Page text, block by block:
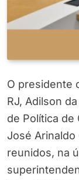
O presidente
RJ, Adilson
de Política de
José Arinaldo
reunidos, na